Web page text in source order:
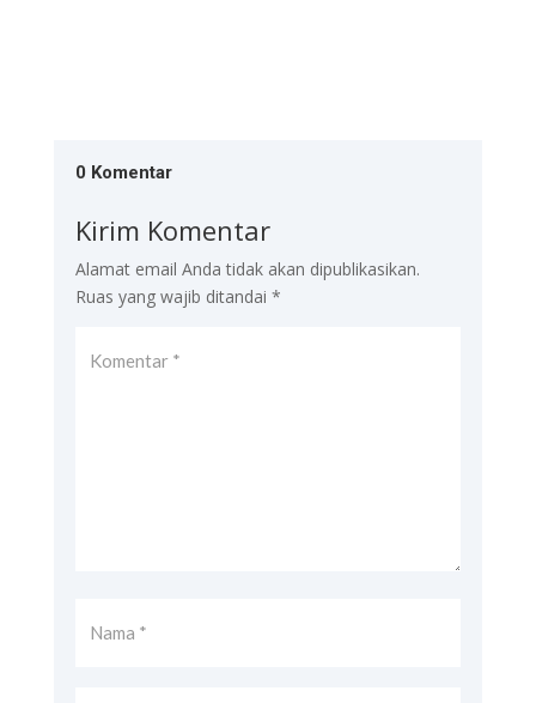
0 Komentar
Kirim Komentar
Alamat email Anda tidak akan dipublikasikan.
Ruas yang wajib ditandai *